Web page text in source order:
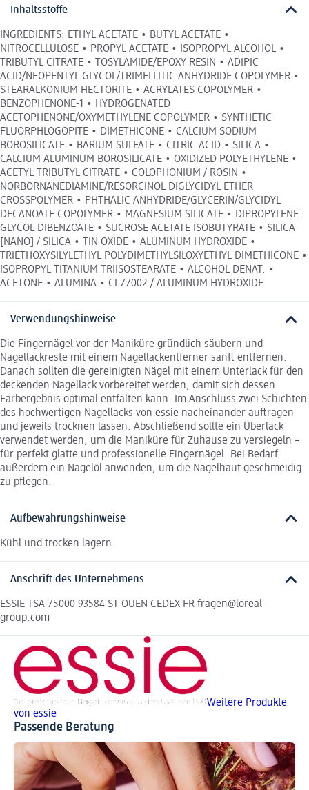
Inhaltsstoffe
INGREDIENTS: ETHYL ACETATE • BUTYL ACETATE •
NITROCELLULOSE • PROPYL ACETATE • ISOPROPYL ALCOHOL •
TRIBUTYL CITRATE • TOSYLAMIDE/EPOXY RESIN • ADIPIC
ACID/NEOPENTYL GLYCOL/TRIMELLITIC ANHYDRIDE COPOLYMER •
STEARALKONIUM HECTORITE • ACRYLATES COPOLYMER •
BENZOPHENONE-1 • HYDROGENATED
ACETOPHENONE/OXYMETHYLENE COPOLYMER • SYNTHETIC
FLUORPHLOGOPITE • DIMETHICONE • CALCIUM SODIUM
BOROSILICATE • BARIUM SULFATE • CITRIC ACID • SILICA •
CALCIUM ALUMINUM BOROSILICATE • OXIDIZED POLYETHYLENE •
ACETYL TRIBUTYL CITRATE • COLOPHONIUM / ROSIN •
NORBORNANEDIAMINE/RESORCINOL DIGLYCIDYL ETHER
CROSSPOLYMER • PHTHALIC ANHYDRIDE/GLYCERIN/GLYCIDYL
DECANOATE COPOLYMER • MAGNESIUM SILICATE • DIPROPYLENE
GLYCOL DIBENZOATE • SUCROSE ACETATE ISOBUTYRATE • SILICA
[NANO] / SILICA • TIN OXIDE • ALUMINUM HYDROXIDE •
TRIETHOXYSILYLETHYL POLYDIMETHYLSILOXYETHYL DIMETHICONE •
ISOPROPYL TITANIUM TRIISOSTEARATE • ALCOHOL DENAT. •
ACETONE • ALUMINA • CI 77002 / ALUMINUM HYDROXIDE
Verwendungshinweise
Die Fingernägel vor der Maniküre gründlich säubern und
Nagellackreste mit einem Nagellackentferner sanft entfernen.
Danach sollten die gereinigten Nägel mit einem Unterlack für den
deckenden Nagellack vorbereitet werden, damit sich dessen
Farbergebnis optimal entfalten kann. Im Anschluss zwei Schichten
des hochwertigen Nagellacks von essie nacheinander auftragen
und jeweils trocknen lassen. Abschließend sollte ein Überlack
verwendet werden, um die Maniküre für Zuhause zu versiegeln –
für perfekt glatte und professionelle Fingernägel. Bei Bedarf
außerdem ein Nagelöl anwenden, um die Nagelhaut geschmeidig
zu pflegen.
Aufbewahrungshinweise
Kühl und trocken lagern.
Anschrift des Unternehmens
ESSIE TSA 75000 93584 ST OUEN CEDEX FR fragen@loreal-
group.com
Weitere Produkte
von essie
Passende Beratung